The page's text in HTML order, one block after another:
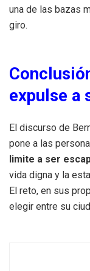
una de las bazas
giro.
expulse a
El discurso de
pone a las
limite a ser
vida digna y la
El reto, en sus
elegir entre su